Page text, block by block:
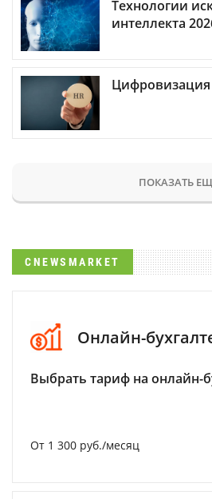
Технологии
интеллекта
Цифровизация
ПОКАЗАТЬ
CNEWSMARKET
Онлайн-
Выбрать тариф на онлайн-
От 1 300 руб./месяц